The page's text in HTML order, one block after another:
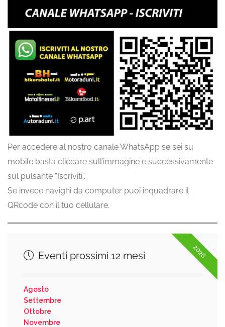
Per accedere al nostro canale WhatsApp se sei su
mobile basta cliccare sull’immagine e successivamente
sul pulsante “Iscriviti”.
Se invece navighi da computer puoi inquadrare il
QRcode con il tuo cellulare.
2026
Eventi prossimi 12 mesi
Agosto
Settembre
Ottobre
Novembre